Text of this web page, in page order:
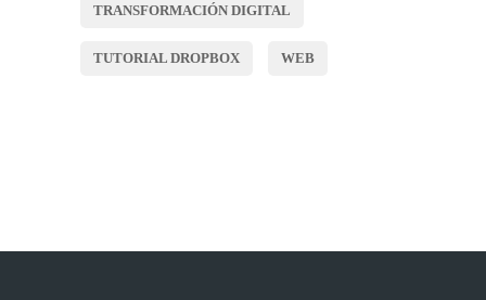
TRANSFORMACIÓN DIGITAL
TUTORIAL DROPBOX WEB